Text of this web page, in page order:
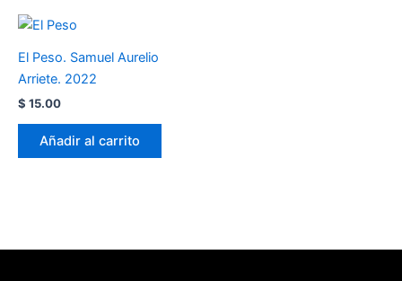
El Peso. Samuel Aurelio
Arriete. 2022
$ 15.00
Añadir al carrito